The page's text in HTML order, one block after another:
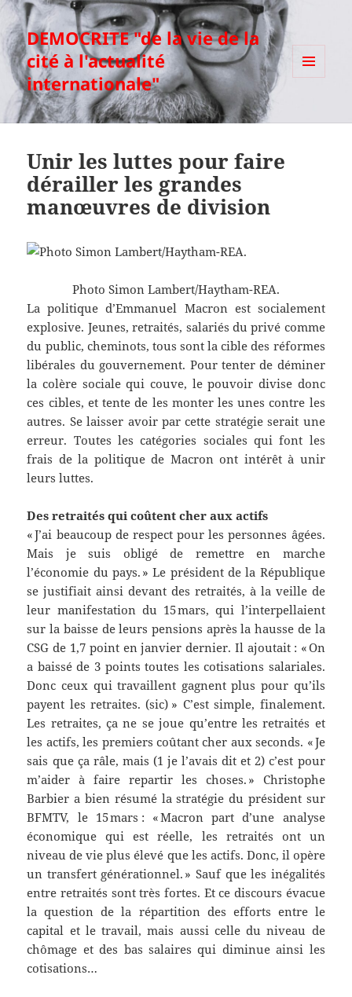
DEMOCRITE "de la vie de la
cité à l'actualité
internationale"
Unir les luttes pour faire
dérailler les grandes
manœuvres de division
Photo Simon Lambert/Haytham-REA.
La politique d’Emmanuel Macron est socialement
explosive. Jeunes, retraités, salariés du privé comme
du public, cheminots, tous sont la cible des réformes
libérales du gouvernement. Pour tenter de déminer
la colère sociale qui couve, le pouvoir divise donc
ces cibles, et tente de les monter les unes contre les
autres. Se laisser avoir par cette stratégie serait une
erreur. Toutes les catégories sociales qui font les
frais de la politique de Macron ont intérêt à unir
leurs luttes.
Des retraités qui coûtent cher aux actifs
« J’ai beaucoup de respect pour les personnes âgées.
Mais je suis obligé de remettre en marche
l’économie du pays. » Le président de la République
se justifiait ainsi devant des retraités, à la veille de
leur manifestation du 15 mars, qui l’interpellaient
sur la baisse de leurs pensions après la hausse de la
CSG de 1,7 point en janvier dernier. Il ajoutait : « On
a baissé de 3 points toutes les cotisations salariales.
Donc ceux qui travaillent gagnent plus pour qu’ils
payent les retraites. (sic) » C’est simple, finalement.
Les retraites, ça ne se joue qu’entre les retraités et
les actifs, les premiers coûtant cher aux seconds. « Je
sais que ça râle, mais (1 je l’avais dit et 2) c’est pour
m’aider à faire repartir les choses. » Christophe
Barbier a bien résumé la stratégie du président sur
BFMTV, le 15 mars : « Macron part d’une analyse
économique qui est réelle, les retraités ont un
niveau de vie plus élevé que les actifs. Donc, il opère
un transfert générationnel. » Sauf que les inégalités
entre retraités sont très fortes. Et ce discours évacue
la question de la répartition des efforts entre le
capital et le travail, mais aussi celle du niveau de
chômage et des bas salaires qui diminue ainsi les
cotisations…